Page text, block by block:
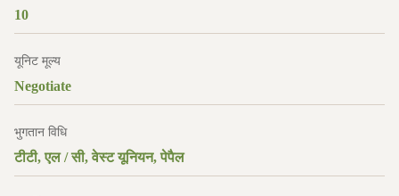
10
यूनिट मूल्य
Negotiate
भुगतान विधि
टीटी, एल / सी, वेस्ट यूनियन, पेपैल